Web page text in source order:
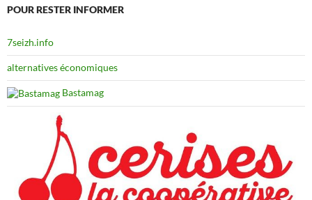
POUR RESTER INFORMER
7seizh.info
alternatives économiques
Bastamag